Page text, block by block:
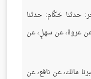
حدثنا حَكَّام: حدثنا
عن عروة، عن سهلٍ، عن
مالك، عن نافع، عن